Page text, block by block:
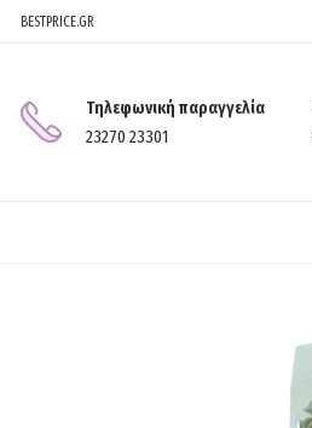
BESTPRICE.GR
Τηλεφωνική παραγγελία
23270 23301